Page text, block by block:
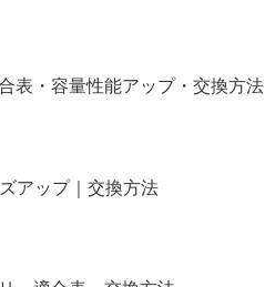
表・容量性能アップ・交換方法
アップ｜交換方法